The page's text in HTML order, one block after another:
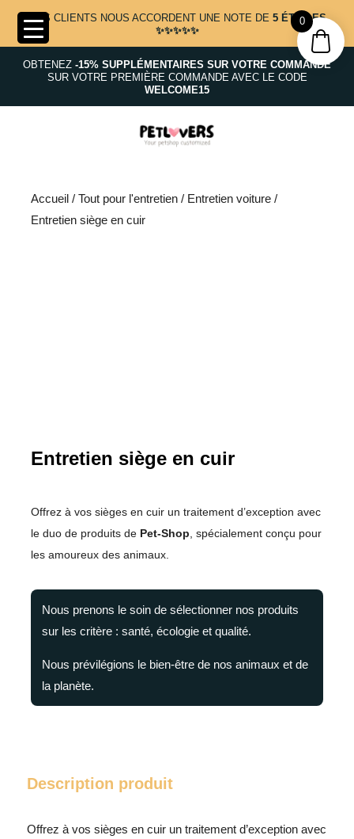
NOS CLIENTS NOUS ACCORDENT UNE NOTE DE5 ÉTOILES
✨✨✨✨✨
OBTENEZ -15% SUPPLÉMENTAIRES SUR VOTRE COMMANDE
SUR VOTRE PREMIÈRE COMMANDE AVEC LE CODE
WELCOME15
Accueil/ Tout pour l'entretien/ Entretien voiture/
Entretien siège en cuir
Entretien siège en cuir
Offrez à vos sièges en cuir un traitement d’exception avec
le duo de produits de Pet-Shop , spécialement conçu pour
les amoureux des animaux.
Nous prenons le soin de sélectionner nos produits
sur les critère : santé, écologie et qualité.
Nous prévilégions le bien-être de nos animaux et de
la planète.
Description produit
Offrez à vos sièges en cuir un traitement d’exception avec
0